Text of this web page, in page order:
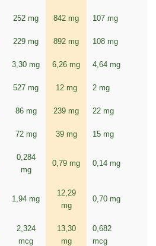
252 mg 842 mg 107 mg
229 mg 892 mg 108 mg
3,30 mg 6,26 mg 4,64 mg
527 mg 12 mg 2 mg
86 mg 239 mg 22 mg
72 mg 39 mg 15 mg
0,284
mg
0,79 mg 0,14 mg
1,94 mg
12,29
mg
0,70 mg
2,324
mcg
13,30
mg
0,682
mcg